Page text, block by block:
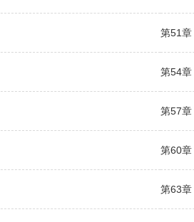
第51章
第54
第57章
第60章
第63